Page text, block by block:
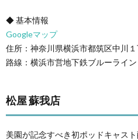
◆ 基本情報
Googleマップ
住所：神奈川県横浜市都筑区中川１
路線：横浜市営地下鉄ブルーライン
松屋 蘇我店
美園が記念すべき初ポッドキャスト